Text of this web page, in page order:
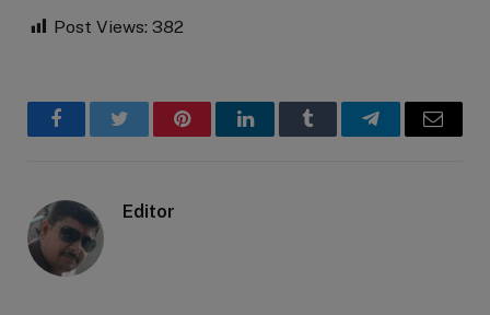
Post Views: 382
FacebookTwitter PinterestLinkedInTumblr TelegramEmail
Editor